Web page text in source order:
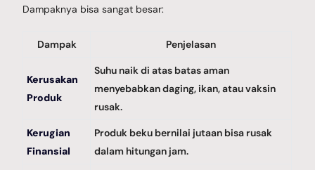
Dampaknya bisa sangat besar:
Dampak Penjelasan
Kerusakan
Produk
Suhu naik di atas batas aman
menyebabkan daging, ikan, atau vaksin
rusak.
Kerugian
Finansial
Produk beku bernilai jutaan bisa rusak
dalam hitungan jam.